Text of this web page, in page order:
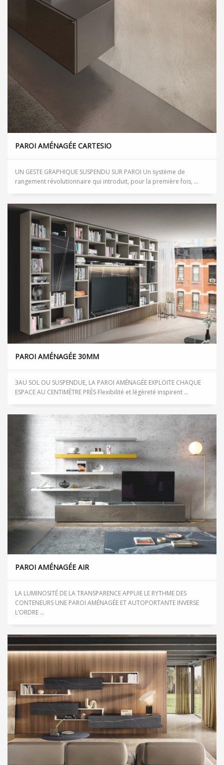
PAROI AMÉNAGÉE CARTESIO
UN GESTE GRAPHIQUE SUSPENDU SUR PAROI Un système de
rangement révolutionnaire qui introduit, pour la première fois, ...
PAROI AMÉNAGÉE 30MM
3AU SOL OU SUSPENDUE, LA PAROI AMÉNAGÉE EXPLOITE CHAQUE
ESPACE AU CENTIMÈTRE PRÈS Flexibilité et légèreté inspirent ...
PAROI AMÉNAGÉE AIR
LA LUMINOSITÉ DE LA TRANSPARENCE APPUIE LE RYTHME DES
CONTENEURS UNE PAROI AMÉNAGÉE ET AUTOPORTANTE INVERSE
L’ORDRE ...